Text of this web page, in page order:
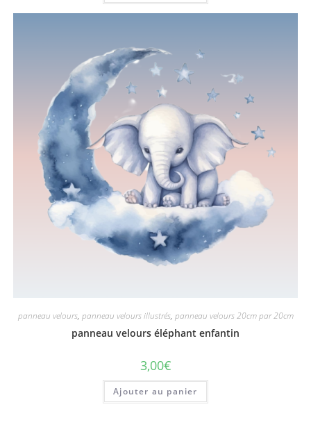
panneau velours, panneau velours illustrés, panneau velours 20cm par 20cm
panneau velours éléphant enfantin
3,00€
Ajouter au panier